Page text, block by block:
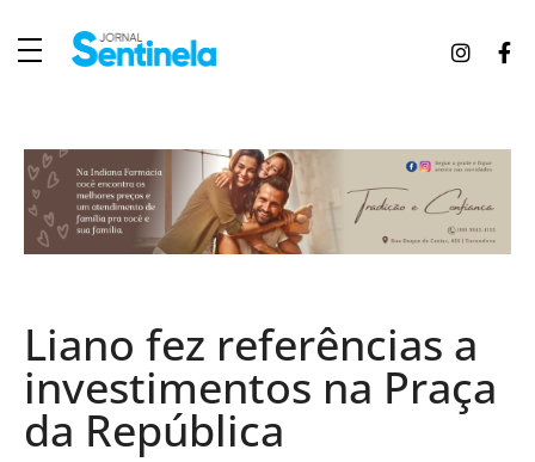
Liano fez referências a
investimentos na Praça
da República